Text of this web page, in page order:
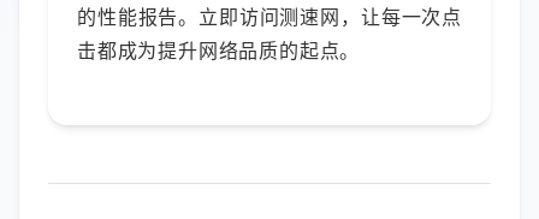
的性能报告。立即访问测速网，让每一次点
击都成为提升网络品质的起点。